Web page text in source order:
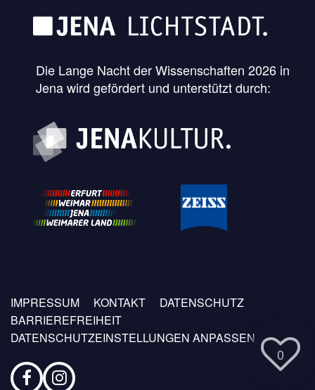
0
Die Lange Nacht der Wissenschaften 2026 in
Jena wird gefördert und unterstützt durch:
Fußzeilen
Menü
IMPRESSUM KONTAKT
DATENSCHUTZ
BARRIEREFREIHEIT
DATENSCHUTZEINSTELLUNGEN ANPASSEN